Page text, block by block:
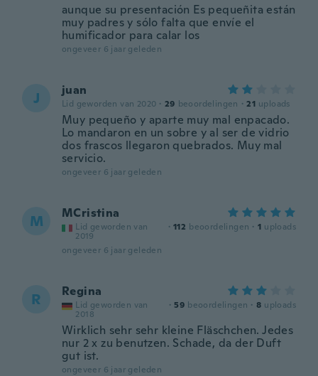
aunque su presentación Es pequeñita están
muy padres y sólo falta que envíe el
humificador para calar los
ongeveer 6 jaar geleden
J juan
Lid geworden van 2020 · 29 beoordelingen · 21 uploads
Muy pequeño y aparte muy mal enpacado.
Lo mandaron en un sobre y al ser de vidrio
dos frascos llegaron quebrados. Muy mal
servicio.
ongeveer 6 jaar geleden
M MCristina
Lid geworden van
2019
· 112 beoordelingen · 1 uploads
ongeveer 6 jaar geleden
R Regina
Lid geworden van
2018
· 59 beoordelingen · 8 uploads
Wirklich sehr sehr kleine Fläschchen. Jedes
nur 2 x zu benutzen. Schade, da der Duft
gut ist.
ongeveer 6 jaar geleden